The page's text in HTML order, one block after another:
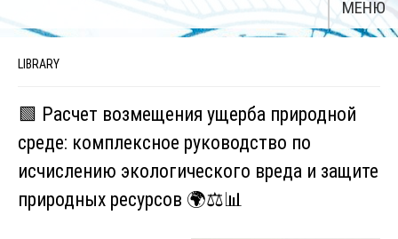
МЕНЮ
LIBRARY
🟩 Расчет возмещения ущерба природной
среде: комплексное руководство по
исчислению экологического вреда и защите
природных ресурсов 🌍⚖️📊